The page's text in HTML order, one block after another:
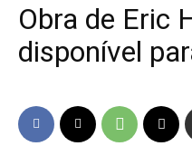
Obra de Eric
disponível